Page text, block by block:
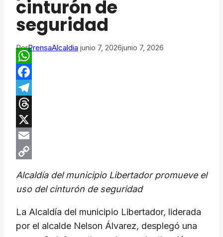
cinturón de
seguridad
PorPrensaAlcaldia junio 7, 2026junio 7, 2026
WhatsApp
Facebook
Telegram
Threads
X
Email
Alcaldía del municipio Libertador promueve el
uso del cinturón de seguridad
La Alcaldía del municipio Libertador, liderada
por el alcalde Nelson Álvarez, desplegó una